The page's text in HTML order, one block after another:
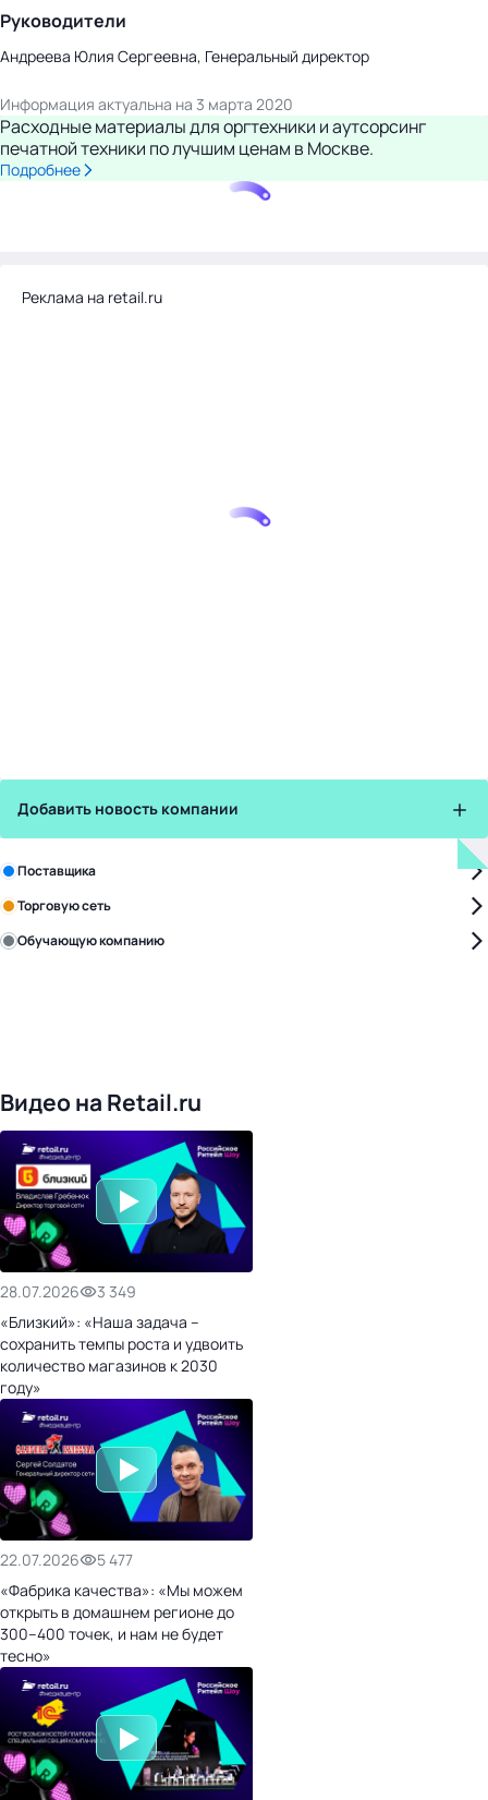
Руководители
Андреева Юлия Сергеевна, Генеральный директор
Информация актуальна на 3 марта 2020
Расходные материалы для оргтехники и аутсорсинг
печатной техники по лучшим ценам в Москве.
Подробнее
Реклама на retail.ru
Добавить новость компании
Зарегистрируйте в бизнес-центре:
Поставщика
Торговую сеть
Обучающую компанию
Видео на Retail.ru
28.07.2026
3 349
«Близкий»: «Наша задача –
сохранить темпы роста и удвоить
количество магазинов к 2030
году»
22.07.2026
5 477
«Фабрика качества»: «Мы можем
открыть в домашнем регионе до
300–400 точек, и нам не будет
тесно»